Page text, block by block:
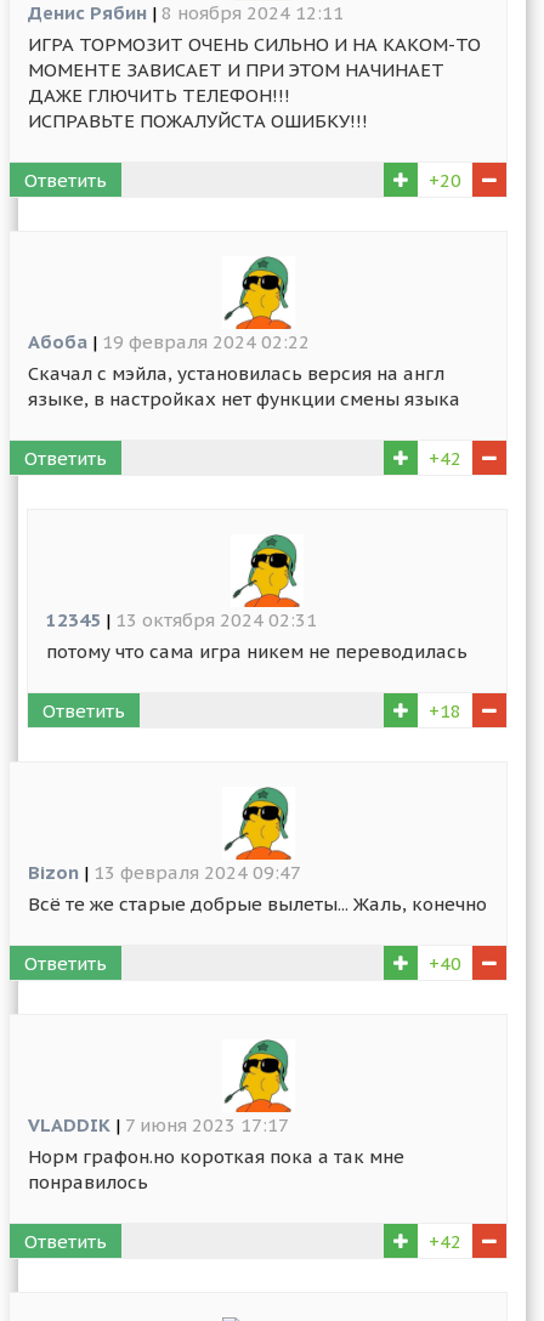
Денис Рябин | 8 ноября 2024 12:11
ИГРА ТОРМОЗИТ ОЧЕНЬ СИЛЬНО И НА КАКОМ-ТО
МОМЕНТЕ ЗАВИСАЕТ И ПРИ ЭТОМ НАЧИНАЕТ
ДАЖЕ ГЛЮЧИТЬ ТЕЛЕФОН!!!
ИСПРАВЬТЕ ПОЖАЛУЙСТА ОШИБКУ!!!
Ответить +20
Абоба | 19 февраля 2024 02:22
Скачал с мэйла, установилась версия на англ
языке, в настройках нет функции смены языка
Ответить +42
12345 | 13 октября 2024 02:31
потому что сама игра никем не переводилась
Ответить +18
Bizon | 13 февраля 2024 09:47
Всё те же старые добрые вылеты... Жаль, конечно
Ответить +40
VLADDIK | 7 июня 2023 17:17
Норм графон.но короткая пока а так мне
понравилось
Ответить +42